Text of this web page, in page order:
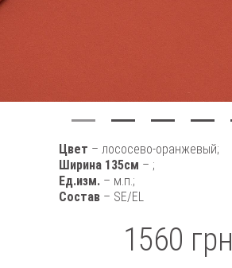
Цвет – лососево-оранжевый;
Ширина 135см – ;
Ед.изм. – м.п.;
Состав – SE/EL
1560 грн